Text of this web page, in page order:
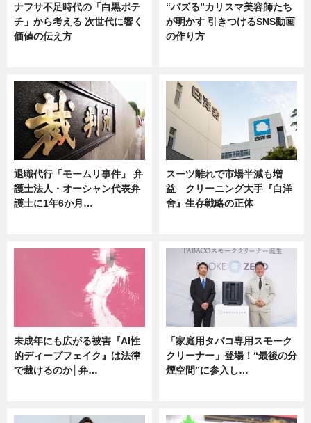
ナフサ不足時代の「白黒ポテ
チ」から考える 次世代に響く
価値の伝え方
“バズる”カリスマ美容師たち
が明かす 引きつけるSNS動画
の作り方
退職代行「モームリ事件」 弁
護士法人・オーシャン代表弁
護士に1年6か月…
スーツ離れで市場半減も増
益 クリーニング大手『白洋
舍』生存戦略の正体
未成年にも広がる被害『AI性
的ディープフェイク』は法律
で裁けるのか│弁…
「家庭用タバコ専用スモーク
クリーナー」登場！“最後の分
煙空間”に参入し…